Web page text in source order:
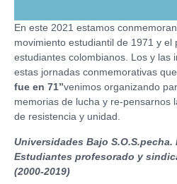
En este 2021 estamos
movimiento estudiantil de 1971 y
estudiantes colombianos. Los y las
estas jornadas conmemorativas
fue en 71”venimos organizando
memorias de lucha y re-pensarnos
de resistencia y unidad.
Universidades Bajo
Estudiantes profesorado y
(2000-2019)